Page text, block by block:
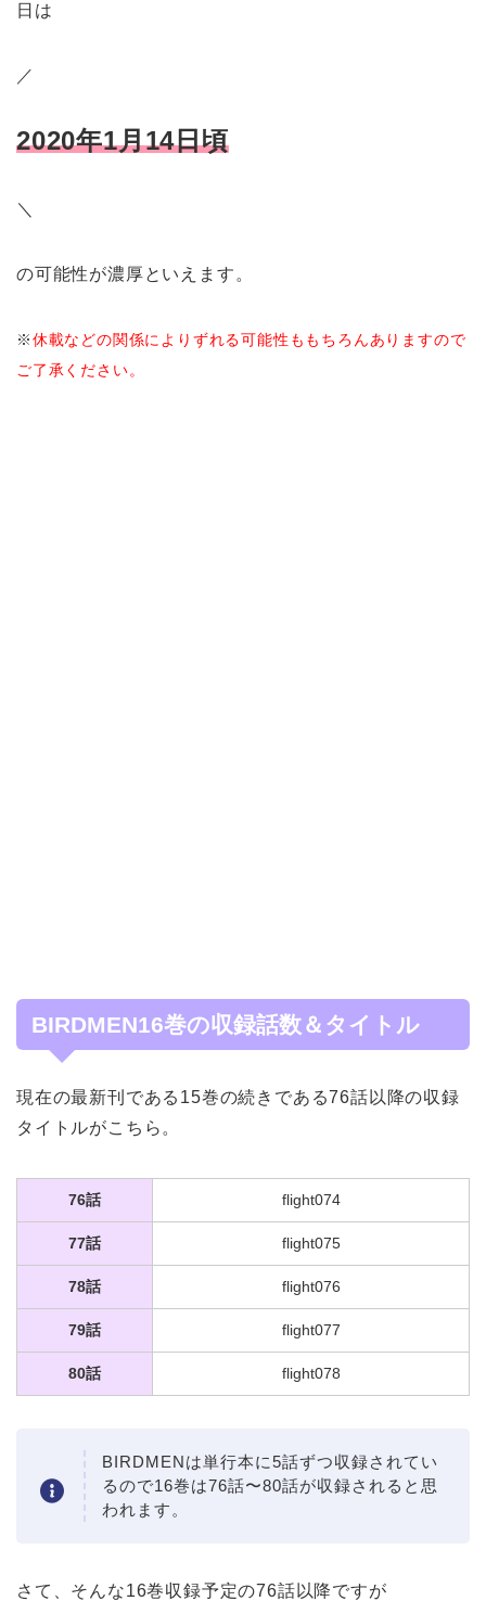
日は
／
2020年1月14日頃
＼
の可能性が濃厚といえます。
※休載などの関係によりずれる可能性ももちろんありますので
ご了承ください。
BIRDMEN16巻の収録話数＆タイトル
現在の最新刊である15巻の続きである76話以降の収録
タイトルがこちら。
76話 flight074
77話 flight075
78話 flight076
79話 flight077
80話 flight078
BIRDMENは単行本に5話ずつ収録されてい
るので16巻は76話〜80話が収録されると思
われます。
さて、そんな16巻収録予定の76話以降ですが